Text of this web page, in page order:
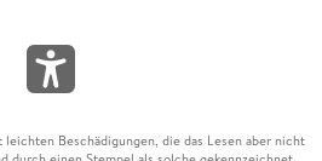
Beschädigungen, die das Lesen aber nicht